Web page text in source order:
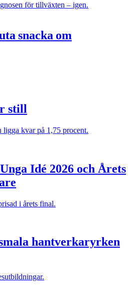
för tillväxten – igen.
snacka om
still
ligga kvar på 1,75 procent.
Idé 2026 och Årets
i årets final.
hantverkaryrken